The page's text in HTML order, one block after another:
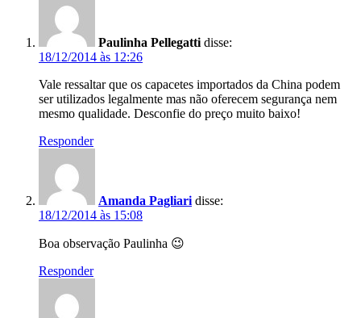
Paulinha Pellegatti disse:
18/12/2014 às 12:26
Vale ressaltar que os capacetes importados da China podem
ser utilizados legalmente mas não oferecem segurança nem
mesmo qualidade. Desconfie do preço muito baixo!
Responder
Amanda Pagliari disse:
18/12/2014 às 15:08
Boa observação Paulinha 😉
Responder